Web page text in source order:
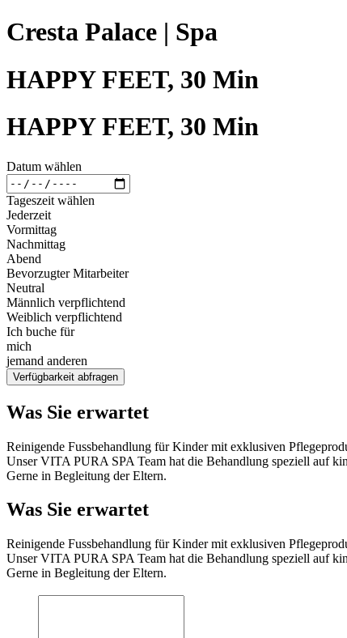
Cresta Palace | Spa
HAPPY FEET, 30 Min
HAPPY FEET, 30 Min
Datum wählen
Tageszeit wählen
Jederzeit
Vormittag
Nachmittag
Abend
Bevorzugter Mitarbeiter
Neutral
Männlich verpflichtend
Weiblich verpflichtend
Ich buche für
mich
jemand anderen
Verfügbarkeit abfragen
Was Sie erwartet
Reinigende Fussbehandlung für Kinder mit exklusiven
Unser VITA PURA SPA Team hat die Behandlung speziell auf
Gerne in Begleitung der Eltern.
Was Sie erwartet
Reinigende Fussbehandlung für Kinder mit exklusiven
Unser VITA PURA SPA Team hat die Behandlung speziell auf
Gerne in Begleitung der Eltern.